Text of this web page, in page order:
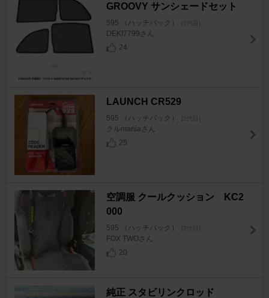
GROOVY サンシェードセット
595 （ハッチバック） [2代目]
DEKI7799さん
24
LAUNCH CR529
595 （ハッチバック） [2代目]
クルmaniaさん
25
空調服 クールクッション KC2
000
595 （ハッチバック） [2代目]
FOX TWOさん
20
純正 スタビリンクロッド